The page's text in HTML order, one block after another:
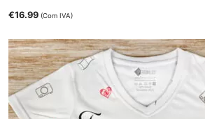
€16.99 (Com IVA)